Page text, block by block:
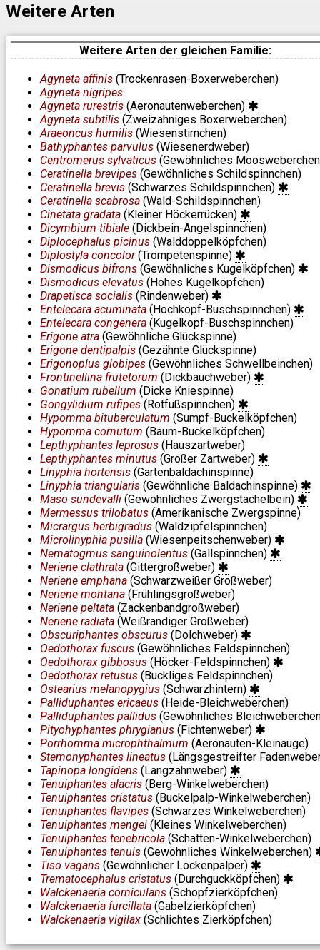
Weitere Arten
Weitere Arten der gleichen Familie:
Agyneta affinis (Trockenrasen-Boxerweberchen)
Agyneta nigripes
Agyneta rurestris (Aeronautenweberchen)
Agyneta subtilis (Zweizahniges Boxerweberchen)
Araeoncus humilis (Wiesenstirnchen)
Bathyphantes parvulus (Wiesenerdweber)
Centromerus sylvaticus (Gewöhnliches
Ceratinella brevipes (Gewöhnliches Schildspinnchen)
Ceratinella brevis (Schwarzes Schildspinnchen)
Ceratinella scabrosa (Wald-Schildspinnchen)
Cinetata gradata (Kleiner Höckerrücken)
Dicymbium tibiale (Dickbein-Angelspinnchen)
Diplocephalus picinus (Walddoppelköpfchen)
Diplostyla concolor(Trompetenspinne)
Dismodicus bifrons (Gewöhnliches Kugelköpfchen)
Dismodicus elevatus (Hohes Kugelköpfchen)
Drapetisca socialis (Rindenweber)
Entelecara acuminata (Hochkopf-Buschspinnchen)
Entelecara congenera (Kugelkopf-Buschspinnchen)
Erigone atra (Gewöhnliche Glückspinne)
Erigone dentipalpis (Gezähnte Glückspinne)
Erigonoplus globipes (Gewöhnliches Schwellbeinchen)
Frontinellina frutetorum (Dickbauchweber)
Gonatium rubellum (Dicke Kniespinne)
Gongylidium rufipes (Rotfußspinnchen)
Hypomma bituberculatum (Sumpf-Buckelköpfchen)
Hypomma cornutum (Baum-Buckelköpfchen)
Lepthyphantes leprosus (Hauszartweber)
Lepthyphantes minutus (Großer Zartweber)
Linyphia hortensis (Gartenbaldachinspinne)
Linyphia triangularis (Gewöhnliche Baldachinspinne)
Maso sundevalli (Gewöhnliches Zwergstachelbein)
Mermessus trilobatus (Amerikanische Zwergspinne)
Micrargus herbigradus (Waldzipfelspinnchen)
Microlinyphia pusilla (Wiesenpeitschenweber)
Nematogmus sanguinolentus (Gallspinnchen)
Neriene clathrata (Gittergroßweber)
Neriene emphana (Schwarzweißer Großweber)
Neriene montana (Frühlingsgroßweber)
Neriene peltata (Zackenbandgroßweber)
Neriene radiata (Weißrandiger Großweber)
Obscuriphantes obscurus (Dolchweber)
Oedothorax fuscus (Gewöhnliches Feldspinnchen)
Oedothorax gibbosus (Höcker-Feldspinnchen)
Oedothorax retusus (Buckliges Feldspinnchen)
Ostearius melanopygius (Schwarzhintern)
Palliduphantes ericaeus (Heide-Bleichweberchen)
Palliduphantes pallidus (Gewöhnliches
Pityohyphantes phrygianus (Fichtenweber)
Porrhomma microphthalmum (Aeronauten-Kleinauge)
Stemonyphantes lineatus (Längsgestreifter
Tapinopa longidens (Langzahnweber)
Tenuiphantes alacris (Berg-Winkelweberchen)
Tenuiphantes cristatus (Buckelpalp-Winkelweberchen)
Tenuiphantes flavipes (Schwarzes Winkelweberchen)
Tenuiphantes mengei (Kleines Winkelweberchen)
Tenuiphantes tenebricola (Schatten-Winkelweberchen)
Tenuiphantes tenuis (Gewöhnliches Winkelweberchen)
Tiso vagans (Gewöhnlicher Lockenpalper)
Trematocephalus cristatus (Durchguckköpfchen)
Walckenaeria corniculans (Schopfzierköpfchen)
Walckenaeria furcillata (Gabelzierköpfchen)
Walckenaeria vigilax (Schlichtes Zierköpfchen)